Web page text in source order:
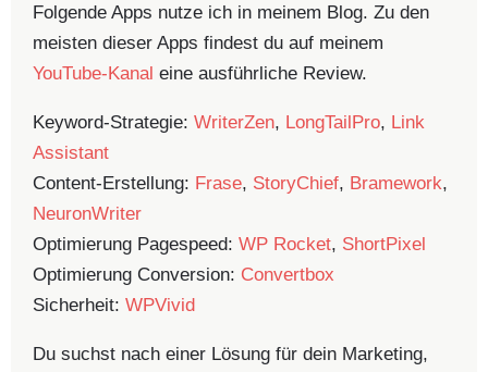
Folgende Apps nutze ich in meinem Blog. Zu den
meisten dieser Apps findest du auf meinem
YouTube-Kanal eine ausführliche Review.
Keyword-Strategie: WriterZen, LongTailPro, Link
Assistant
Content-Erstellung: Frase, StoryChief, Bramework,
NeuronWriter
Optimierung Pagespeed: WP Rocket, ShortPixel
Optimierung Conversion: Convertbox
Sicherheit: WPVivid
Du suchst nach einer Lösung für dein Marketing,